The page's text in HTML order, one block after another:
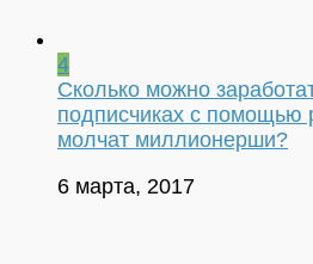
4
Сколько можно
подписчиках с помощью
молчат миллионерши?
6 марта, 2017